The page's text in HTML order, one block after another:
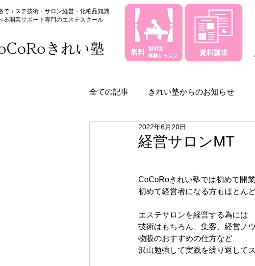
でエステ技術・サロン経営・化粧品知識
る​開業サポート専門のエステスクール
きれい塾
全ての記事 きれい塾からのお知らせ
きれい塾のサポート体制
経営サロンMT
2022年6月20日
CoCoRoきれい塾では初めて開
初めて経営者になる方もほとんど
エステサロンを経営する為には
技術はもちろん、集客、経営ノ
物販のおすすめの仕方など
沢山勉強して実践を繰り返して